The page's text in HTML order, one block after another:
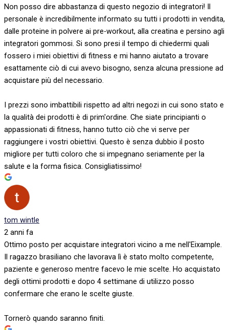
Non posso dire abbastanza di questo negozio di integratori! Il
personale è incredibilmente informato su tutti i prodotti in vendita,
dalle proteine in polvere ai pre-workout, alla creatina e persino agli
integratori gommosi. Si sono presi il tempo di chiedermi quali
fossero i miei obiettivi di fitness e mi hanno aiutato a trovare
esattamente ciò di cui avevo bisogno, senza alcuna pressione ad
acquistare più del necessario.
I prezzi sono imbattibili rispetto ad altri negozi in cui sono stato e
la qualità dei prodotti è di prim'ordine. Che siate principianti o
appassionati di fitness, hanno tutto ciò che vi serve per
raggiungere i vostri obiettivi. Questo è senza dubbio il posto
migliore per tutti coloro che si impegnano seriamente per la
salute e la forma fisica. Consigliatissimo!
tom wintle
2 anni fa
Ottimo posto per acquistare integratori vicino a me nell'Eixample.
Il ragazzo brasiliano che lavorava lì è stato molto competente,
paziente e generoso mentre facevo le mie scelte. Ho acquistato
degli ottimi prodotti e dopo 4 settimane di utilizzo posso
confermare che erano le scelte giuste.
Tornerò quando saranno finiti.